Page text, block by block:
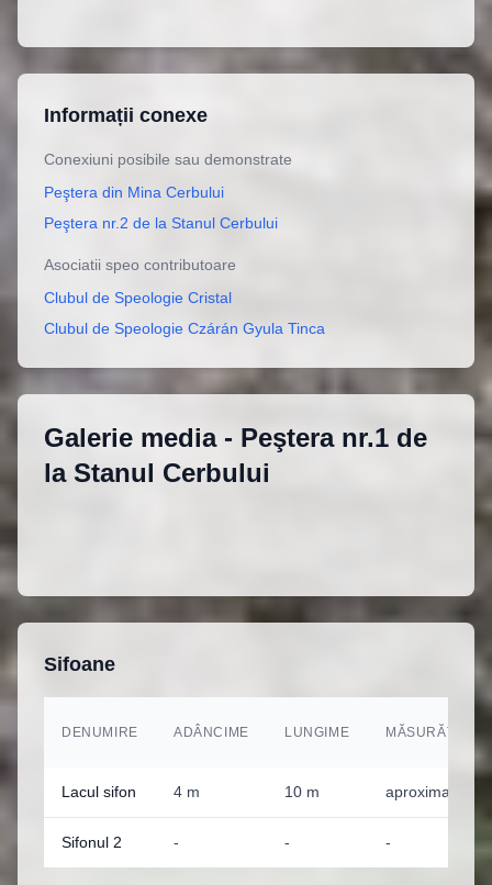
Informații conexe
Conexiuni posibile sau demonstrate
Peştera din Mina Cerbului
Peştera nr.2 de la Stanul Cerbului
Asociatii speo contributoare
Clubul de Speologie Cristal
Clubul de Speologie Czárán Gyula Tinca
Galerie media - Peştera nr.1 de
la Stanul Cerbului
Sifoane
DENUMIRE ADÂNCIME LUNGIME MĂSURĂTORI
Lacul sifon 4 m 10 m aproximativ
Sifonul 2 - - -